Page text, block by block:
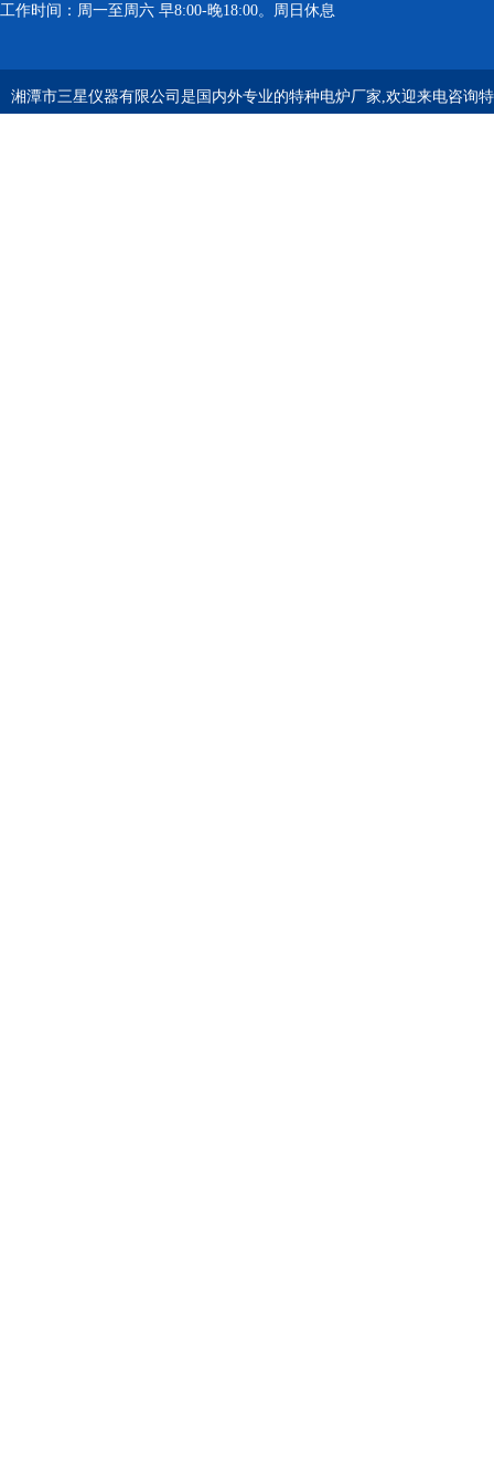
工作时间：周一至周六 早8:00-晚18:00。周日休息
湘潭市三星仪器有限公司是国内外专业的特种电炉厂家,欢迎来电咨询